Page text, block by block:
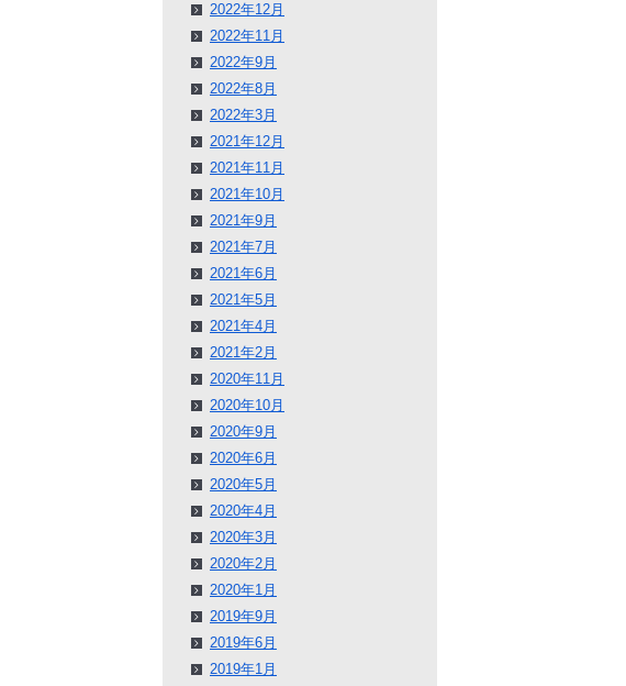
2022年12月
2022年11月
2022年9月
2022年8月
2022年3月
2021年12月
2021年11月
2021年10月
2021年9月
2021年7月
2021年6月
2021年5月
2021年4月
2021年2月
2020年11月
2020年10月
2020年9月
2020年6月
2020年5月
2020年4月
2020年3月
2020年2月
2020年1月
2019年9月
2019年6月
2019年1月